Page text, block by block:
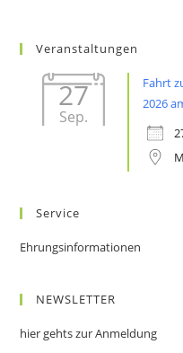
Veranstaltungen
27
Sep.
Fahrt
2026
Service
Ehrungsinformationen
NEWSLETTER
hier gehts zur Anmeldung